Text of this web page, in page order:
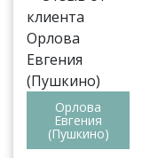
Орлова
Евгения
(Пушкино)